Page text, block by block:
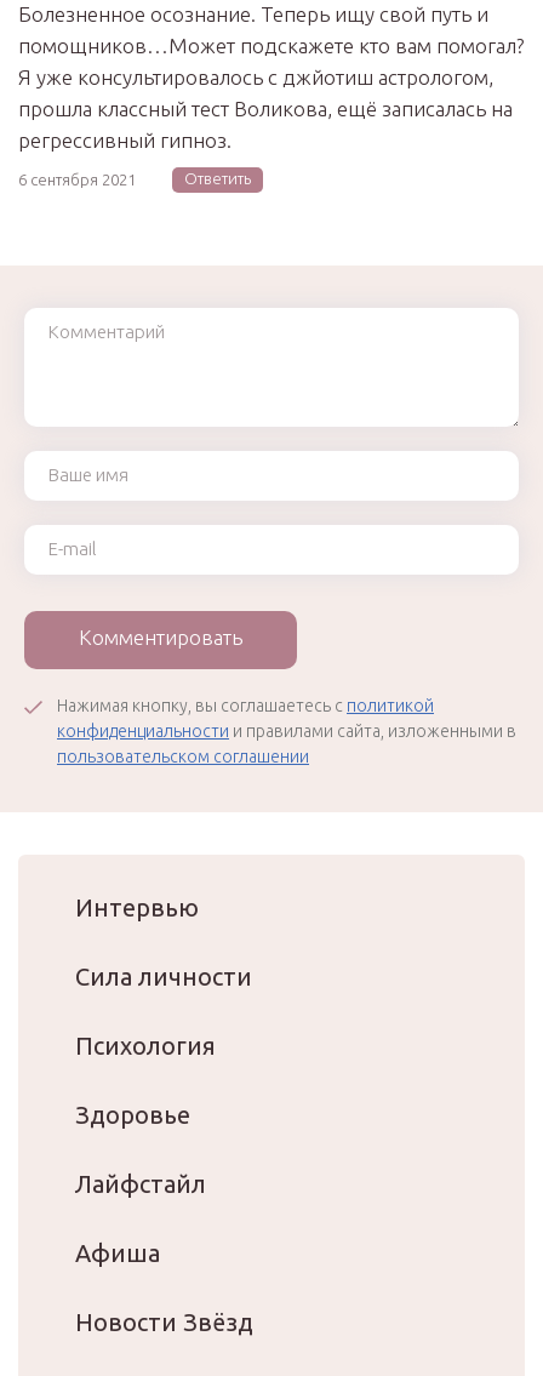
Болезненное осознание. Теперь ищу свой путь и
помощников…Может подскажете кто вам помогал?
Я уже консультировалось с джйотиш астрологом,
прошла классный тест Воликова, ещё записалась на
регрессивный гипноз.
6 сентября 2021 Ответить
Комментарий
Ваше имя
Ваш e-mail
Комментировать
Нажимая кнопку, вы соглашаетесь с политикой
конфиденциальности и правилами сайта, изложенными в
пользовательском соглашении
Интервью
Сила личности
Психология
Здоровье
Лайфстайл
Афиша
Новости Звёзд